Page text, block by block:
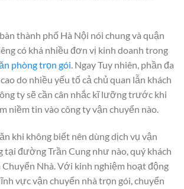
thành phố Hà Nội nói chung và quận
có khá nhiều đơn vị kinh doanh trong
phòng trọn gói. Ngay Tuy nhiên, phần đa
do nhiều yếu tố cả chủ quan lẫn khách
ty sẽ cần cân nhắc kĩ lưỡng trước khi
niềm tin vào công ty vận chuyển nào.
khi không biết nên dùng dịch vụ vận
tại đường Trần Cung như nào, quý khách
Nhà. Với kinh nghiệm hoạt động
vực vận chuyển nhà trọn gói, chuyển